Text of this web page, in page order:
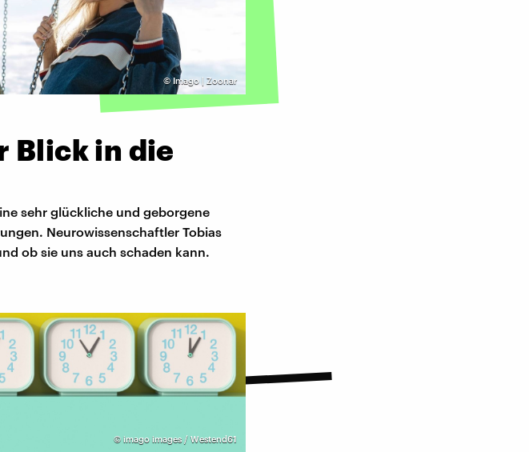
©Imago | Zoonar
Blick in die
sehr glückliche und geborgene
Neurowissenschaftler Tobias
ob sie uns auch schaden kann.
© imago images / Westend61